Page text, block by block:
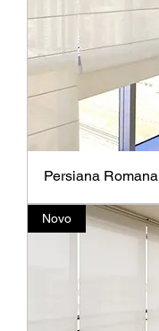
Persiana Romana
Novo